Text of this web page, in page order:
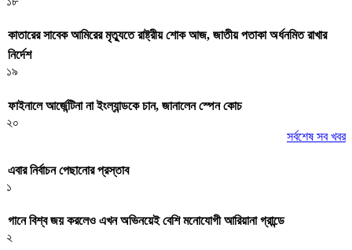
কাতারের সাবেক আমিরের মৃত্যুতে রাষ্ট্রীয় শোক আজ, জাতীয় পতাকা অর্ধনমিত রাখার
নির্দেশ
১৯
ফাইনালে আর্জেন্টিনা না ইংল্যান্ডকে চান, জানালেন স্পেন কোচ
২০
সর্বশেষ সব খবর
এবার নির্বাচন পেছানোর প্রস্তাব
১
গানে বিশ্ব জয় করলেও এখন অভিনয়েই বেশি মনোযোগী আরিয়ানা গ্রান্ডে
২